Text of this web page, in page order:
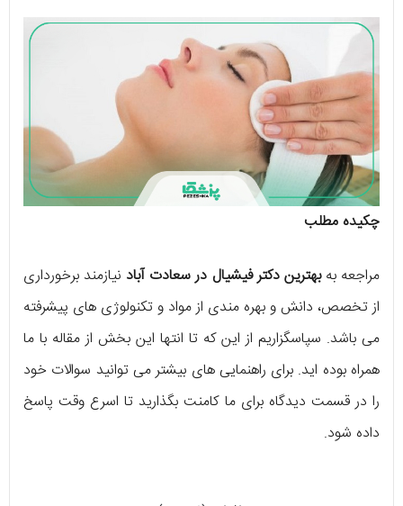
چکیده مطلب
مراجعه بهبهترین دکتر فیشیال در سعادت‌ آباد نیازمند برخورداری
از تخصص، دانش و بهره‌ مندی از مواد و تکنولوژی‌ های پیشرفته
می‌ باشد. سپاسگزاریم از این که تا انتها این بخش از مقاله با ما
همراه بوده‌ اید. برای راهنمایی‌ های بیشتر می‌ توانید سوالات خود
را در قسمت دیدگاه برای ما کامنت بگذارید تا اسرع وقت پاسخ
داده شود.